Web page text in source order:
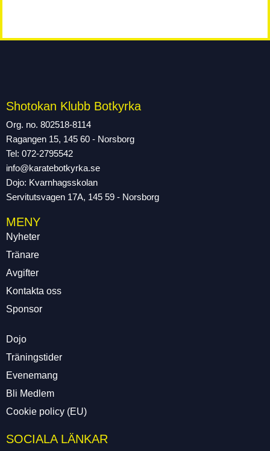
Shotokan Klubb Botkyrka
Org. no. 802518-8114
Ragangen 15, 145 60 - Norsborg
Tel: 072-2795542
info@karatebotkyrka.se
Dojo: Kvarnhagsskolan
Servitutsvagen 17A, 145 59 - Norsborg
MENY
Nyheter
Tränare
Avgifter
Kontakta oss
Sponsor
Dojo
Träningstider
Evenemang
Bli Medlem
Cookie policy (EU)
SOCIALA LÄNKAR